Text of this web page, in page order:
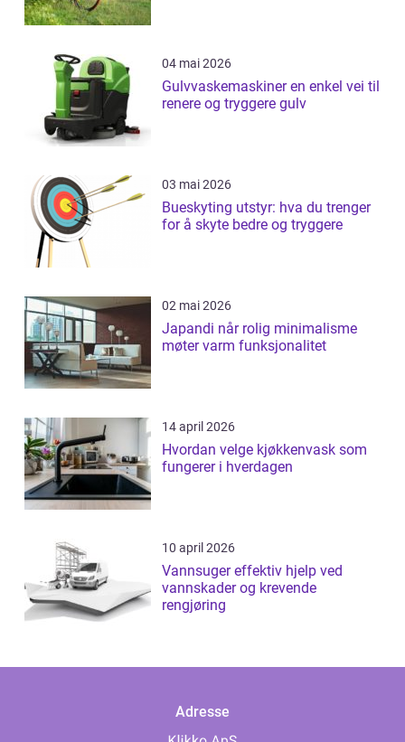
04 mai 2026
Gulvvaskemaskiner en enkel vei til
renere og tryggere gulv
03 mai 2026
Bueskyting utstyr: hva du trenger
for å skyte bedre og tryggere
02 mai 2026
Japandi når rolig minimalisme
møter varm funksjonalitet
14 april 2026
Hvordan velge kjøkkenvask som
fungerer i hverdagen
10 april 2026
Vannsuger effektiv hjelp ved
vannskader og krevende
rengjøring
Adresse